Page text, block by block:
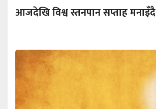
आजदेखि विश्व स्तनपान सप्ताह मनाइँदै